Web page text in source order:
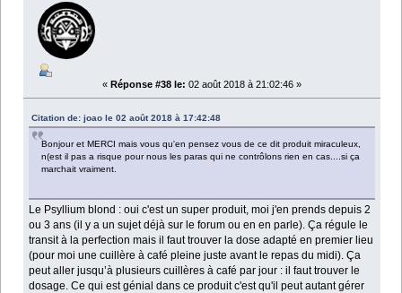
« Réponse #38 le: 02 août 2018 à 21:02:46 »
Citation de: joao le 02 août 2018 à 17:42:48
Bonjour et MERCI mais vous qu'en pensez vous de ce dit produit miraculeux,
n(est il pas a risque pour nous les paras qui ne contrôlons rien en cas....si ça
marchait vraiment.
Le Psyllium blond : oui c'est un super produit, moi j'en prends depuis 2
ou 3 ans (il y a un sujet déjà sur le forum ou en en parle). Ça régule le
transit à la perfection mais il faut trouver la dose adapté en premier lieu
(pour moi une cuillère à café pleine juste avant le repas du midi). Ça
peut aller jusqu’à plusieurs cuillères à café par jour : il faut trouver le
dosage. Ce qui est génial dans ce produit c'est qu'il peut autant gérer